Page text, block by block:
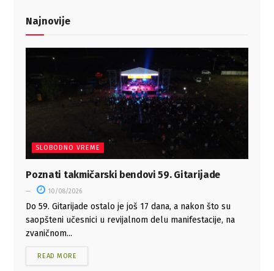
Najnovije
SLOBODNO VREME
Poznati takmičarski bendovi 59. Gitarijade
10/08/2026
Do 59. Gitarijade ostalo je još 17 dana, a nakon što su
saopšteni učesnici u revijalnom delu manifestacije, na
zvaničnom...
READ MORE